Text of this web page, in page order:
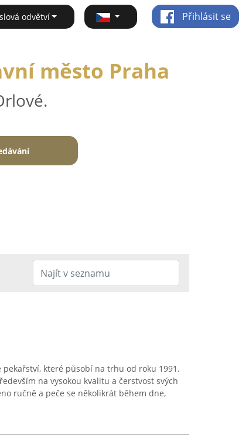
odvětví Přihlásit se
město Praha
které působí na trhu od roku 1991.
na vysokou kvalitu a čerstvost svých
ručně a peče se několikrát během dne,